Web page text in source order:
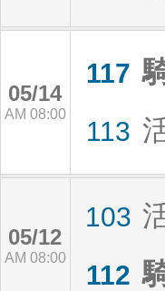
05/14
AM 08:00
117
113
05/12
AM 08:00
103
112